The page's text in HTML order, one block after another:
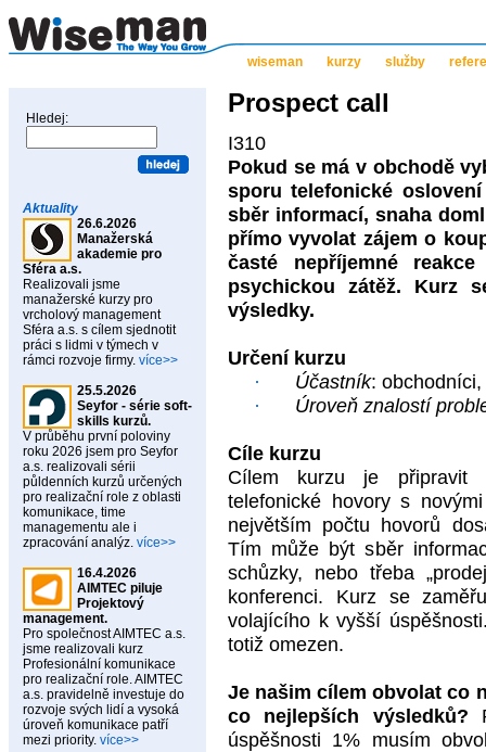
wiseman kurzy služby
Hledej:
Aktuality
26.6.2026
Manažerská
akademie pro
Sféra a.s.
Realizovali jsme
manažerské kurzy pro
vrcholový management
Sféra a.s. s cílem sjednotit
práci s lidmi v týmech v
rámci rozvoje firmy. více>>
25.5.2026
Seyfor - série soft-
skills kurzů.
V průběhu první poloviny
roku 2026 jsem pro Seyfor
a.s. realizovali sérii
půldenních kurzů určených
pro realizační role z oblasti
komunikace, time
managementu ale i
zpracování analýz. více>>
16.4.2026
AIMTEC piluje
Projektový
management.
Pro společnost AIMTEC a.s.
jsme realizovali kurz
Profesionální komunikace
pro realizační role. AIMTEC
a.s. pravidelně investuje do
rozvoje svých lidí a vysoká
úroveň komunikace patří
mezi priority. více>>
Prospect call
I310
Pokud se má v obchodě
sporu telefonické
sběr informací, snaha
přímo vyvolat zájem o
časté nepříjemné
psychickou zátěž. Kurz
výsledky.
Určení kurzu
·
Účastník:
·
Úroveň znalostí
Cíle kurzu
Cílem kurzu je připravit
telefonické hovory s
největším počtu hovorů
Tím může být sběr
schůzky, nebo třeba
konferenci. Kurz se
volajícího k vyšší
totiž omezen.
Je našim cílem obvolat co
co nejlepších výsledků?
úspěšnosti 1% musím